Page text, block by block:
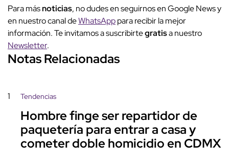
Para másnoticias, no dudes en seguirnos en Google News y
en nuestro canal deWhatsApppara recibir la mejor
información. Te invitamos a suscribirtegratisa nuestro
Newsletter.
Notas Relacionadas
1 Tendencias
Hombre finge ser repartidor de
paquetería para entrar a casa y
cometer doble homicidio en CDMX